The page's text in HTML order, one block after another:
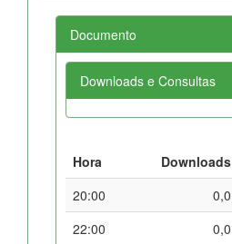
Documento
Downloads e Consultas
Hora Downloads
20:00
0,0
22:00
0,0